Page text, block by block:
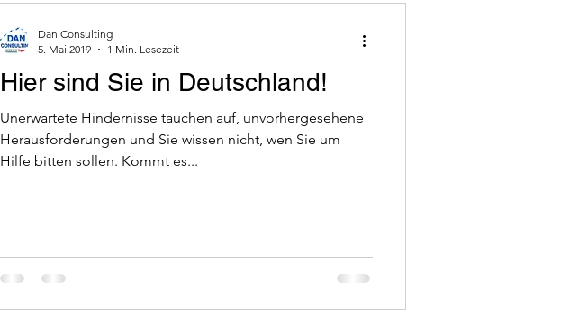
Hier sind Sie in Deutschland!
Unerwartete Hindernisse tauchen auf, unvorhergesehene
Herausforderungen und Sie wissen nicht, wen Sie um
Hilfe bitten sollen. Kommt es...
Dan Consulting
5. Mai 2019
1 Min. Lesezeit